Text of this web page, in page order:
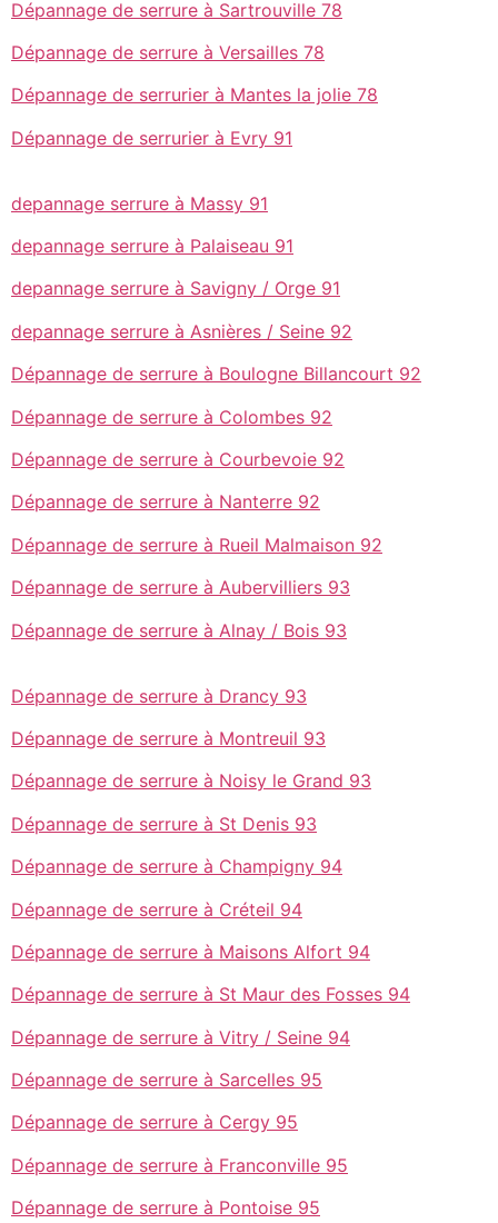
Dépannage de serrure à Sartrouville 78
Dépannage de serrure à Versailles 78
Dépannage de serrurier à Mantes la jolie 78
Dépannage de serrurier à Evry 91
depannage serrure à Massy 91
depannage serrure à Palaiseau 91
depannage serrure à Savigny / Orge 91
depannage serrure à Asnières / Seine 92
Dépannage de serrure à Boulogne Billancourt 92
Dépannage de serrure à Colombes 92
Dépannage de serrure à Courbevoie 92
Dépannage de serrure à Nanterre 92
Dépannage de serrure à Rueil Malmaison 92
Dépannage de serrure à Aubervilliers 93
Dépannage de serrure à Alnay / Bois 93
Dépannage de serrure à Drancy 93
Dépannage de serrure à Montreuil 93
Dépannage de serrure à Noisy le Grand 93
Dépannage de serrure à St Denis 93
Dépannage de serrure à Champigny 94
Dépannage de serrure à Créteil 94
Dépannage de serrure à Maisons Alfort 94
Dépannage de serrure à St Maur des Fosses 94
Dépannage de serrure à Vitry / Seine 94
Dépannage de serrure à Sarcelles 95
Dépannage de serrure à Cergy 95
Dépannage de serrure à Franconville 95
Dépannage de serrure à Pontoise 95